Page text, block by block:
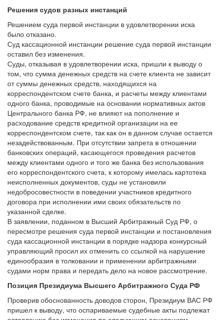
Решения судов разных инстанций
Решением суда первой инстанции в удовлетворении иска
было отказано.
Суд кассационной инстанции решение суда первой инстанции
оставил без изменения.
Суды, отказывая в удовлетворении иска, пришли к выводу о
том, что сумма денежных средств на счете клиента не зависит
от суммы денежных средств, находящихся на
корреспондентском счете банка, и расчеты между клиентами
одного банка, проводимые на основании нормативных актов
Центрального банка РФ, не влияют на пополнение и
расходование средств кредитной организации на ее
корреспондентском счете, так как он в данном случае остается
незадействованным. При отсутствии запрета в отношении
банковских операций, касающегося проведения расчетов
между клиентами одного и того же банка без использования
его корреспондентского счета, к которому имелась картотека
неисполненных документов, суды не установили
недобросовестности в поведении участников кредитного
договора при исполнении ими своих обязательств по
указанной сделке.
В заявлении, поданном в Высший Арбитражный Суд РФ, о
пересмотре решения суда первой инстанции и постановления
суда кассационной инстанции в порядке надзора конкурсный
управляющий просил их отменить со ссылкой на нарушение
единообразия в толковании и применении арбитражными
судами норм права и передать дело на новое рассмотрение.
Позиция Президиума Высшего Арбитражного Суда РФ
Проверив обоснованность доводов сторон, Президиум ВАС РФ
пришел к выводу, что оспариваемые судебные акты подлежат